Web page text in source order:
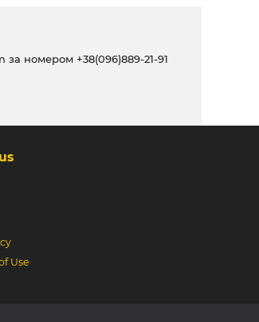
за номером +38(096)889-21-91
Use